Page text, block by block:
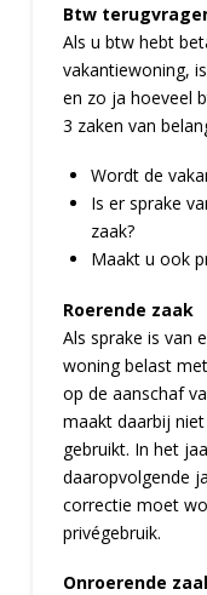
Btw
Als u btw hebt
vakantiewoning,
en zo ja hoeveel
3 zaken van
Wordt de
Is er sprake
zaak?
Maakt u ook
Roerende zaak
Als sprake is van
woning belast
op de aanschaf
maakt daarbij
gebruikt. In het
daaropvolgende
correctie moet
privégebruik.
Onroerende